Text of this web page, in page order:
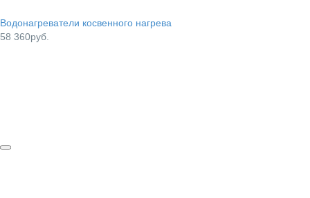
Водонагреватели косвенного нагрева
58 360руб.